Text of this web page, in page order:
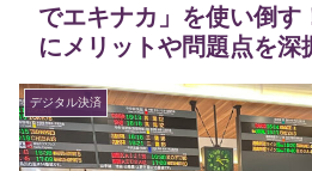
でエキナカ」を使い倒す
にメリットや問題点を深
デジタル決済